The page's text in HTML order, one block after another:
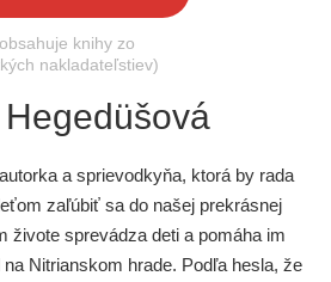
knihy zo
nakladateľstiev)
a sprievodkyňa, ktorá by rada
zaľúbiť sa do našej prekrásnej
živote sprevádza deti a pomáha im
Nitrianskom hrade. Podľa hesla, že